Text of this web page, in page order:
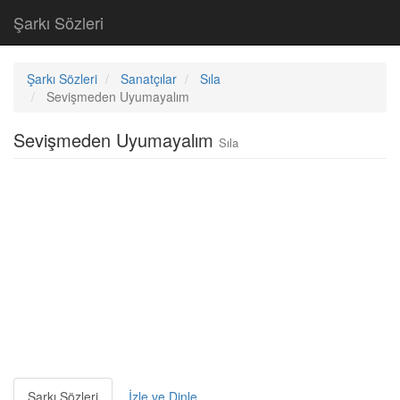
Şarkı Sözleri
Şarkı Sözleri Sanatçılar
Sıla
Sevişmeden Uyumayalım
Sevişmeden Uyumayalım Sıla
Şarkı Sözleri İzle ve Dinle